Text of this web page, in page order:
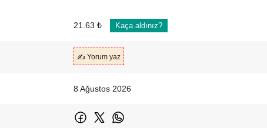
21.63 ₺ Kaça aldınız?
✍️ Yorum yaz
8 Ağustos 2026